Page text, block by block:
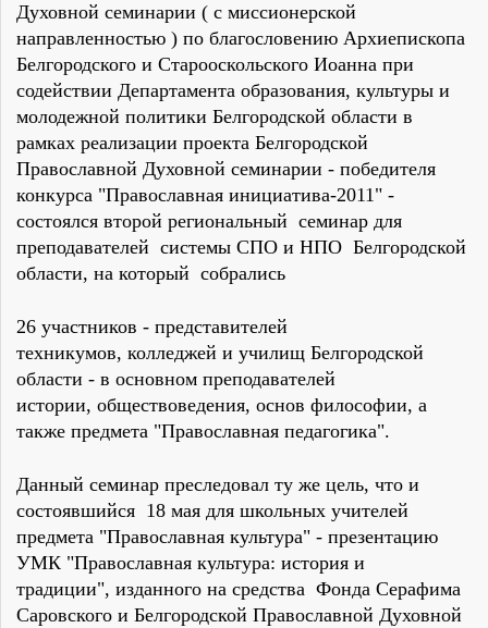
Духовной семинарии ( с миссионерской
направленностью ) по благословению Архиепископа
Белгородского и Старооскольского Иоанна при
содействии Департамента образования, культуры и
молодежной политики Белгородской области в
рамках реализации проекта Белгородской
Православной Духовной семинарии - победителя
конкурса "Православная инициатива-2011" -
состоялся второй региональный семинар для
преподавателей системы СПО и НПО Белгородской
области, на который собрались
26 участников - представителей
техникумов, колледжей и училищ Белгородской
области - в основном преподавателей
истории, обществоведения, основ философии, а
также предмета "Православная педагогика".
Данный семинар преследовал ту же цель, что и
состоявшийся 18 мая для школьных учителей
предмета "Православная культура" - презентацию
УМК "Православная культура: история и
традиции", изданного на средства Фонда Серафима
Саровского и Белгородской Православной Духовной